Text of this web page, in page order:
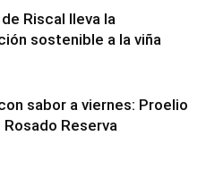
Riscal lleva la
sostenible a la viña
sabor a viernes: Proelio
Rosado Reserva